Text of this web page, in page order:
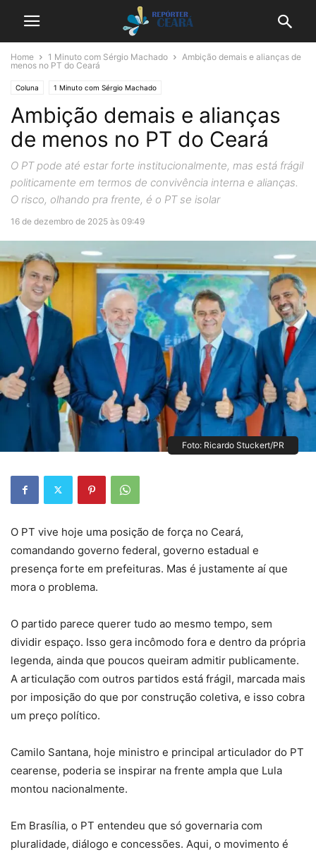
Home 1 Minuto com Sérgio Machado
Ambição demais e alianças de
menos no PT do Ceará
Coluna 1 Minuto com Sérgio Machado
Ambição demais e alianças
de menos no PT do Ceará
O PT pode até estar forte institucionalmente, mas está frágil
politicamente em termos de convivência interna e alianças.
O risco, olhando pra frente, é o PT se isolar
16 de dezembro de 2025 às 09:49
Foto: Ricardo Stuckert/PR
O PT vive hoje uma posição de força no Ceará,
comandando governo federal, governo estadual e
presença forte em prefeituras. Mas é justamente aí que
mora o problema.
O partido parece querer tudo ao mesmo tempo, sem
dividir espaço. Isso gera incômodo fora e dentro da própria
legenda, ainda que poucos queiram admitir publicamente.
A articulação com outros partidos está frágil, marcada mais
por imposição do que por construção coletiva, e isso cobra
um preço político.
Camilo Santana, hoje ministro e principal articulador do PT
cearense, poderia se inspirar na frente ampla que Lula
montou nacionalmente.
Em Brasília, o PT entendeu que só governaria com
pluralidade, diálogo e concessões. Aqui, o movimento é